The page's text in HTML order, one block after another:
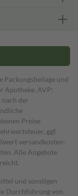
Packungsbeilage und
Apotheke. AVP:
der
Preise
ggf.
versand­kosten­
Alle Angebote
und sonstigen
Durchführung von